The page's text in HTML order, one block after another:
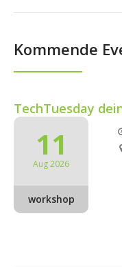
Kommende
TechTuesday
11
Aug 2026
workshop